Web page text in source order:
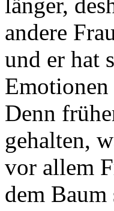
länger,
andere
und er hat
Denn
gehalten,
vor allem
dem